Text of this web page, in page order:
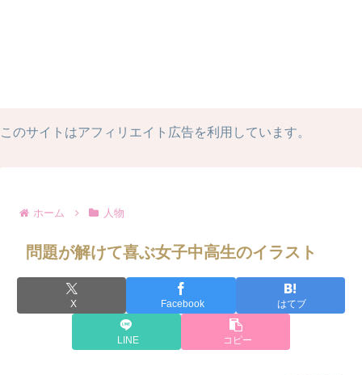
このサイトはアフィリエイト広告を利用しています。
ホーム 人物
問題が解けて喜ぶ女子中高生のイラスト
X Facebook はてブ
LINE コピー